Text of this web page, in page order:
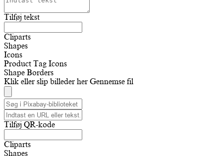
Tilføj tekst
Cliparts
Shapes
Icons
Product Tag Icons
Shape Borders
Klik eller slip billeder her Gennemse fil
Tilføj QR-kode
Cliparts
Shapes